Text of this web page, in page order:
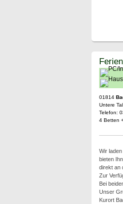
01814
Untere
Telefon:
4 Betten
Wir
bieten
direkt an
Zur
Bei
Unser
Kurort